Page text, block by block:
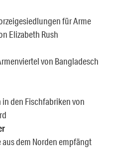
für Arme
Elizabeth Rush
von Bangladesch
den Fischfabriken von
dem Norden empfängt